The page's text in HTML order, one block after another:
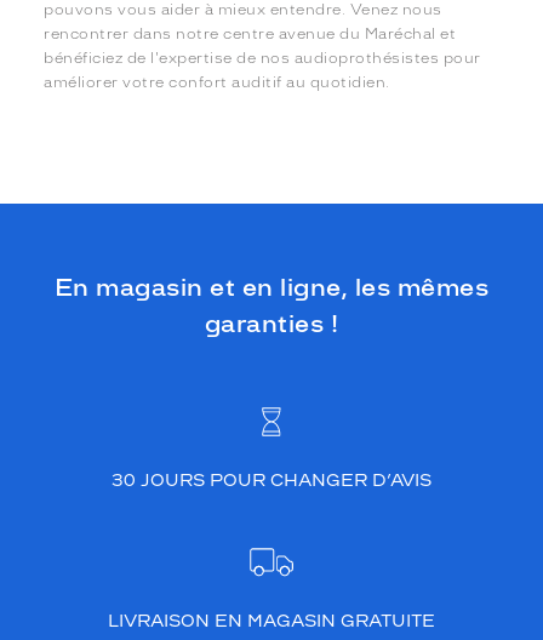
pouvons vous aider à mieux entendre. Venez nous
rencontrer dans notre centre avenue du Maréchal et
bénéficiez de l'expertise de nos audioprothésistes pour
améliorer votre confort auditif au quotidien.
En magasin et en ligne, les mêmes
garanties !
30 JOURS POUR CHANGER D’AVIS
LIVRAISON EN MAGASIN GRATUITE